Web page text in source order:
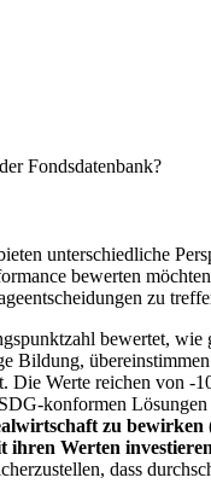
Fondsdatenbank?
unterschiedliche
bewerten
zu
bewertet, wie
Bildung,
Die Werte reichen von
konformen Lösungen
zu
Werten
dass